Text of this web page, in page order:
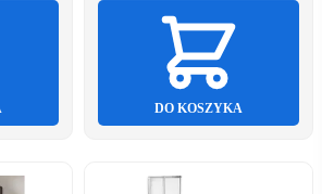
DO KOSZYKA